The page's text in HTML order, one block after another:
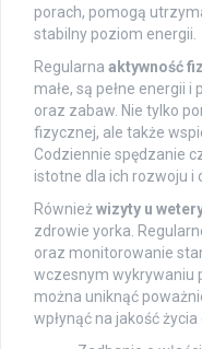
porach, pomogą
stabilny poziom energii.
Regularna aktywność
małe, są pełne energii
oraz zabaw. Nie tylko
fizycznej, ale także
Codziennie spędzanie
istotne dla ich rozwoju i
Również wizyty u
zdrowie yorka.
oraz monitorowanie
wczesnym wykrywaniu
można uniknąć
wpłynąć na jakość